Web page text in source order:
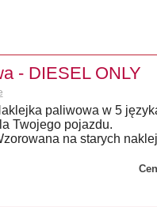
- DIESEL ONLY
paliwowa w 5
Twojego pojazdu.
na starych